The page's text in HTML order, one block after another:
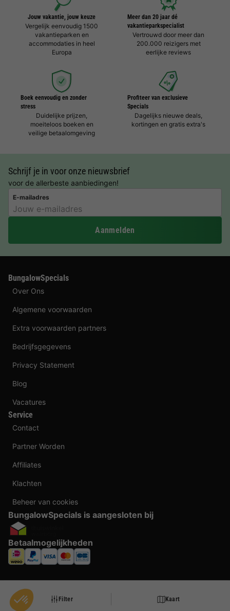
Filter Kaart
Jouw vakantie, jouw keuze
Vergelijk eenvoudig 1500
vakantieparken en
accommodaties in heel
Europa
Meer dan 20 jaar dé
vakantieparkspecialist
Vertrouwd door meer dan
200.000 reizigers met
eerlijke reviews
Boek eenvoudig en zonder
stress
Duidelijke prijzen,
moeiteloos boeken en
veilige betaalomgeving
Profiteer van exclusieve
Specials
Dagelijks nieuwe deals,
kortingen en gratis extra's
Schrijf je in voor onze nieuwsbrief
voor de allerbeste aanbiedingen!
E-mailadres
Aanmelden
BungalowSpecials
Over Ons
Algemene voorwaarden
Extra voorwaarden partners
Bedrijfsgegevens
Privacy Statement
Blog
Vacatures
Service
Contact
Partner Worden
Affiliates
Klachten
Beheer van cookies
BungalowSpecials is aangesloten bij
Betaalmogelijkheden